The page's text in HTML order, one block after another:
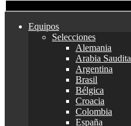
Equipos
Selecciones
Alemania
Arabia Saudita
Argentina
Brasil
Bélgica
Croacia
Colombia
España